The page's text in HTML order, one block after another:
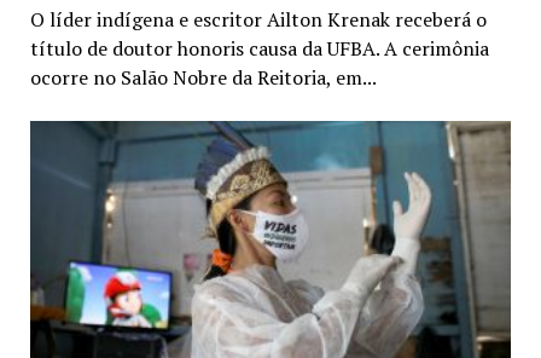
O líder indígena e escritor Ailton Krenak receberá o
título de doutor honoris causa da UFBA. A cerimônia
ocorre no Salão Nobre da Reitoria, em...